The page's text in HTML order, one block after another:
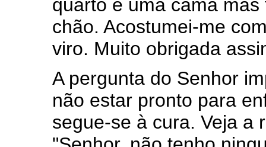
quarto e uma cama
chão. Acostumei-me
viro. Muito obrigada
A pergunta do Senhor
não estar pronto para
segue-se à cura. Veja a